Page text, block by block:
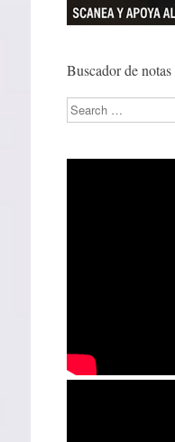
Buscador de notas
Search